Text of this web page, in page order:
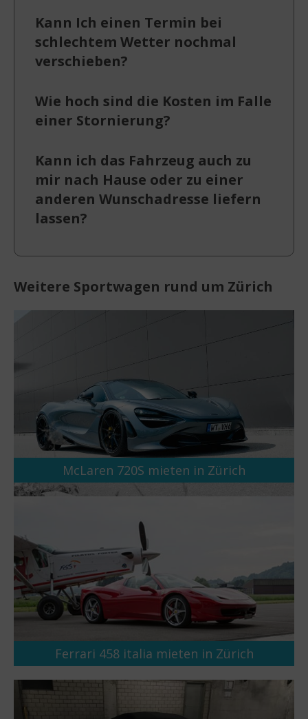
Kann Ich einen Termin bei
schlechtem Wetter nochmal
verschieben?
Wie hoch sind die Kosten im Falle
einer Stornierung?
Kann ich das Fahrzeug auch zu
mir nach Hause oder zu einer
anderen Wunschadresse liefern
lassen?
Weitere Sportwagen rund um Zürich
McLaren 720S mieten in Zürich
Ferrari 458 italia mieten in Zürich